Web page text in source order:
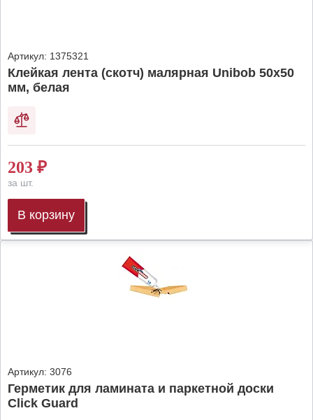
Артикул: 1375321
Клейкая лента (скотч) малярная Unibob 50х50
мм, белая
203 ₽
за шт.
В корзину
Артикул: 3076
Герметик для ламината и паркетной доски
Click Guard